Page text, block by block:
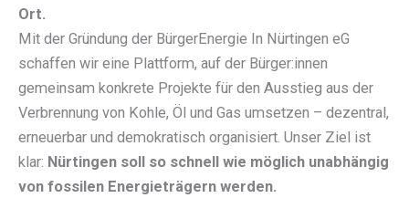
Ort.
Mit der Gründung der BürgerEnergie In Nürtingen eG
schaffen wir eine Plattform, auf der Bürger:innen
gemeinsam konkrete Projekte für den Ausstieg aus der
Verbrennung von Kohle, Öl und Gas umsetzen – dezentral,
erneuerbar und demokratisch organisiert. Unser Ziel ist
klar: Nürtingen soll so schnell wie möglich unabhängig
von fossilen Energieträgern werden.